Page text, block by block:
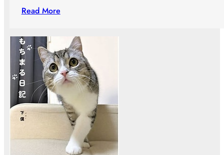
Read More